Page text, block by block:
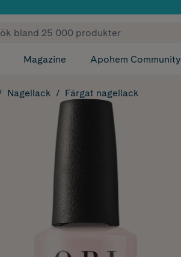
✓ Fri frakt
Magazine Apohem Community
Nagellack Färgat nagellack